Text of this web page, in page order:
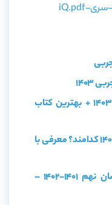
بهترین منابع شیمی کنکور 1403 + بهترین کتاب
بهترین منابع زیست کنکور 1403 کدامند؟ معرفی با
بهترین کتاب آزمون تیزهوشان نهم 1401-1402 –